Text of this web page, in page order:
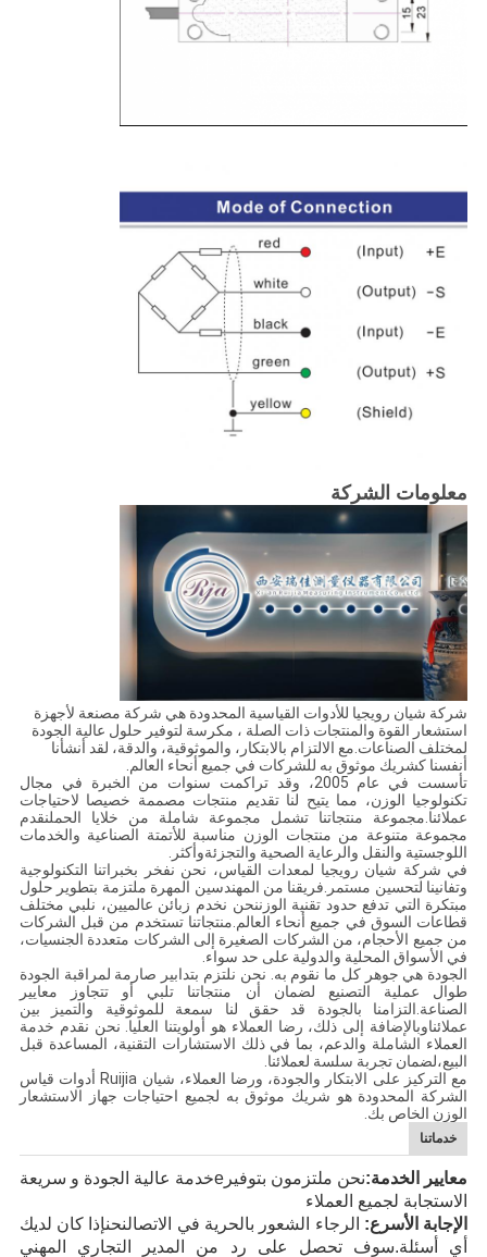
معلومات الشركة
شركة شيان رويجيا للأدوات القياسية المحدودة هي شركة مصنعة لأجهزة
استشعار القوة والمنتجات ذات الصلة ، مكرسة لتوفير حلول عالية الجودة
لمختلف الصناعات.مع الالتزام بالابتكار، والموثوقية، والدقة، لقد أنشأنا
أنفسنا كشريك موثوق به للشركات في جميع أنحاء العالم.
تأسست في عام 2005، وقد تراكمت سنوات من الخبرة في مجال
تكنولوجيا الوزن، مما يتيح لنا تقديم منتجات مصممة خصيصا لاحتياجات
عملائنا.مجموعة منتجاتنا تشمل مجموعة شاملة من خلايا الحملنقدم
مجموعة متنوعة من منتجات الوزن مناسبة للأتمتة الصناعية والخدمات
اللوجستية والنقل والرعاية الصحية والتجزئةوأكثر.
في شركة شيان رويجيا لمعدات القياس، نحن نفخر بخبراتنا التكنولوجية
وتفانينا لتحسين مستمر.فريقنا من المهندسين المهرة ملتزمة بتطوير حلول
مبتكرة التي تدفع حدود تقنية الوزننحن نخدم زبائن عالميين، نلبي مختلف
قطاعات السوق في جميع أنحاء العالم.منتجاتنا تستخدم من قبل الشركات
من جميع الأحجام، من الشركات الصغيرة إلى الشركات متعددة الجنسيات،
في الأسواق المحلية والدولية على حد سواء.
الجودة هي جوهر كل ما نقوم به. نحن نلتزم بتدابير صارمة لمراقبة الجودة
طوال عملية التصنيع لضمان أن منتجاتنا تلبي أو تتجاوز معايير
الصناعة.التزامنا بالجودة قد حقق لنا سمعة للموثوقية والتميز بين
عملائناوبالإضافة إلى ذلك، رضا العملاء هو أولويتنا العليا. نحن نقدم خدمة
العملاء الشاملة والدعم، بما في ذلك الاستشارات التقنية، المساعدة قبل
البيع،لضمان تجربة سلسة لعملائنا.
مع التركيز على الابتكار والجودة، ورضا العملاء، شيان Ruijia أدوات قياس
الشركة المحدودة هو شريك موثوق به لجميع احتياجات جهاز الاستشعار
الوزن الخاص بك.
خدماتنا
معايير الخدمة:نحن ملتزمون بتوفير eخدمة عالية الجودة و سريعة
الاستجابة لجميع العملاء
الإجابة الأسرع: الرجاء الشعور بالحرية في الاتصالنحنإذا كان لديك
أي أسئلة.سوف تحصل على رد
من المدير التجاري المهني